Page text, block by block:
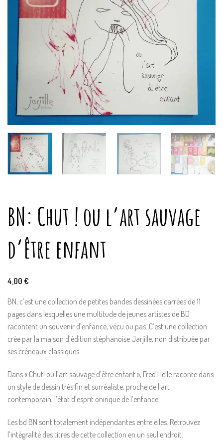
BN: Chut ! ou l’art sauvage
d’être enfant
4,00 €
BN, c’est une collection de petites bandes dessinées carrées de 11
pages dans lesquelles une multitude de jeunes artistes de BD
racontent un souvenir d’enfance, vécu ou pas. C’est une collection
crée par la maison d’édition stéphanoise Jarjille, non distribuée par
ses créneaux classiques.
Dans « Chut! ou l’art sauvage d’être enfant », Fred Helle raconte dans
un style de dessin trés fin et surréaliste, proche de l’art
contemporain, l’état d’esprit onirique de l’enfance.
Les bd BN sont totalement indépendantes entre elles. Retrouvez
l’intégralité des titres de cette collection en un seul endroit.